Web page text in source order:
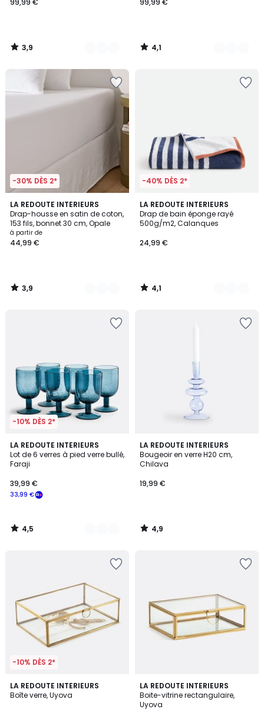
99,99 €
3,9
/
99,99 €
4,1
/
-30% DÈS 2*
LA REDOUTE INTERIEURS
Drap-housse en satin de coton,
153 fils, bonnet 30 cm, Opale
à partir de
44,99 €
3,9
/ 5
8
Couleurs
3,9
/
-40% DÈS 2*
LA REDOUTE INTERIEURS
Drap de bain éponge rayé
500g/m2, Calanques
24,99 €
4,1
/ 5
2
Couleurs
4,1
/
-10% DÈS 2*
LA REDOUTE INTERIEURS
Lot de 6 verres à pied verre bullé,
Faraji
33,99 €
39,99 €
4,5
/ 5
4
Couleurs
4,5
/
LA REDOUTE INTERIEURS
Bougeoir en verre H20 cm,
Chilava
19,99 €
4,9
/ 5
4,9
/
-10% DÈS 2*
LA REDOUTE INTERIEURS
Boîte verre, Uyova
4,7
/ 5
LA REDOUTE INTERIEURS
Boite-vitrine rectangulaire,
Uyova
4,7
/ 5